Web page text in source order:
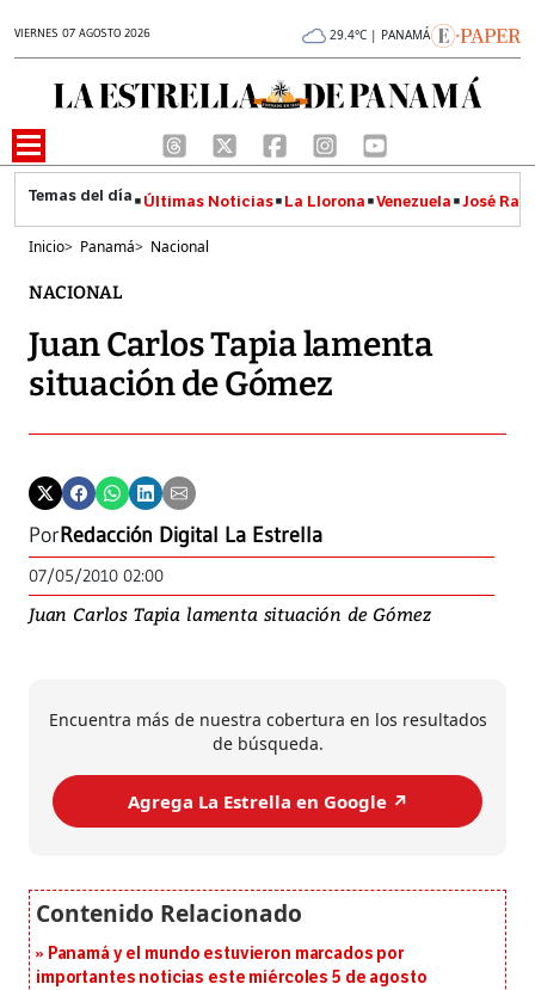
VIERNES 07 AGOSTO 2026 29.4°C | PANAMÁ
Últimas Noticias La Llorona Venezuela José
Inicio> Panamá> Nacional
NACIONAL
Juan Carlos Tapia lamenta
situación de Gómez
PorRedacción Digital La Estrella
07/05/2010 02:00
Juan Carlos Tapia lamenta situación de Gómez
Encuentra más de nuestra cobertura en los resultados
de búsqueda.
Agrega La Estrella en Google ↗️
Panamá y el mundo estuvieron marcados por
importantes noticias este miércoles 5 de agosto